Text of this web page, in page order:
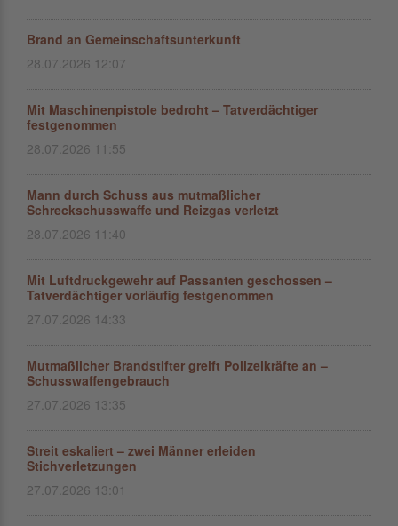
Brand an Gemeinschaftsunterkunft
28.07.2026 12:07
Mit Maschinenpistole bedroht – Tatverdächtiger
festgenommen
28.07.2026 11:55
Mann durch Schuss aus mutmaßlicher
Schreckschusswaffe und Reizgas verletzt
28.07.2026 11:40
Mit Luftdruckgewehr auf Passanten geschossen –
Tatverdächtiger vorläufig festgenommen
27.07.2026 14:33
Mutmaßlicher Brandstifter greift Polizeikräfte an –
Schusswaffengebrauch
27.07.2026 13:35
Streit eskaliert – zwei Männer erleiden
Stichverletzungen
27.07.2026 13:01